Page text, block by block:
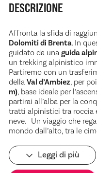
DESCRIZIONE
Affronta la sfida di
Dolomiti di Brenta. In
guidato da una guida
un trekking alpinistico
Partiremo con un
della Val d’Ambiez, per
m), base ideale per
partirai all’alba per la
tratti alpinistici tra roccia
neve. Un viaggio che
mondo dall’alto, tra le
Leggi di più